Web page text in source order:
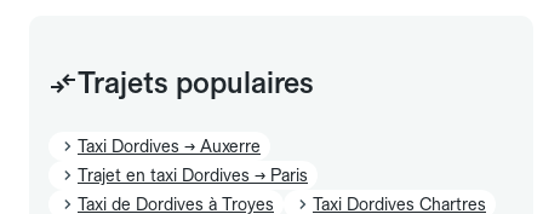
Trajets populaires
Taxi Dordives → Auxerre
Trajet en taxi Dordives → Paris
Taxi de Dordives à Troyes
Taxi Dordives Chartres